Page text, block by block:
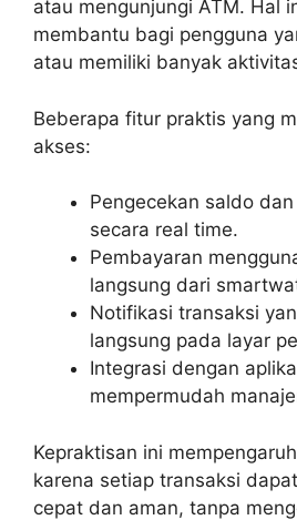
atau mengunjungi ATM. Hal
membantu bagi pengguna
atau memiliki banyak
Beberapa fitur praktis yang
akses:
Pengecekan saldo
secara real time.
Pembayaran
langsung dari
Notifikasi transaksi
langsung pada layar
Integrasi dengan
mempermudah
Kepraktisan ini
karena setiap transaksi
cepat dan aman, tanpa